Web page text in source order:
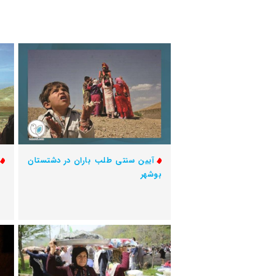
آیین سنتی طلب باران در دشتستان
بوشهر